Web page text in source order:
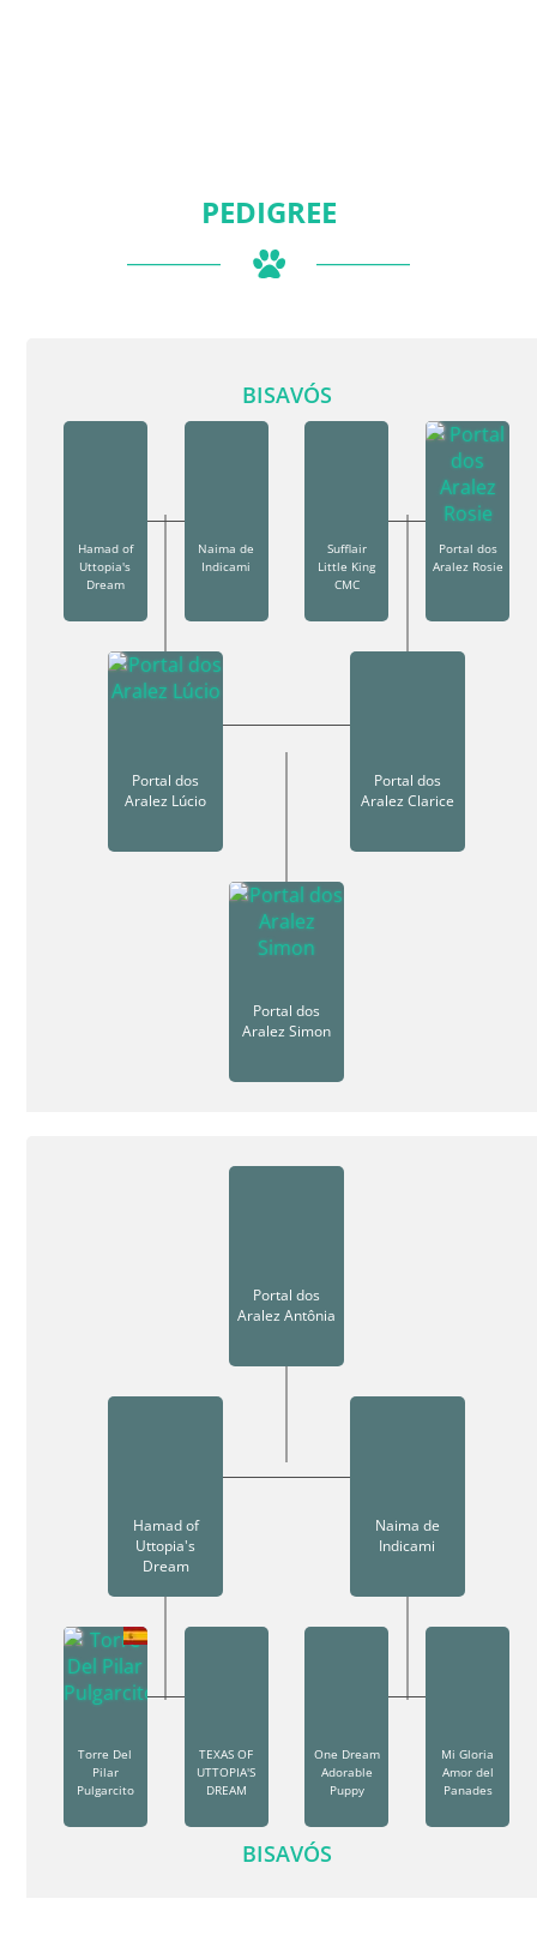
PEDIGREE
Portal dos
Aralez Simon
Portal dos
Aralez Lúcio
Portal dos
Aralez Clarice
BISAVÓS
Hamad of
Uttopia's
Dream
Naima de
Indicami
Sufflair
Little King
CMC
Portal dos
Aralez Rosie
Portal dos
Aralez Antônia
Hamad of
Uttopia's
Dream
Naima de
Indicami
Torre Del
Pilar
Pulgarcito
TEXAS OF
UTTOPIA'S
DREAM
One Dream
Adorable
Puppy
Mi Gloria
Amor del
Panades
BISAVÓS